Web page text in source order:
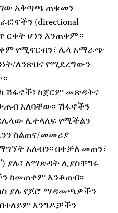
አቅጣጫ ጠቁመን
(directional
ርቀት ሆነን እንጠቀም።
የሚኖርብን፣ ሌላ አማራጭ
ለንጽህና የሚደረግውን
ሽፋኖች፣ ከጀርም መጽዳትና
አለባቸው፡፡ ሽፋኖችን
ሊተላለፍ የሚችልን
ስልጠና/መመሪያ
አለብን፡፡ በተቻለ መጠን፣
ያሉ፣ ለማጽዳት ሊያስቸግሩ
ከመጠቀም እንቆጠብ፡፡
ያሉ የጆሮ ማዳመጫዎችን
እንግዶቻችን